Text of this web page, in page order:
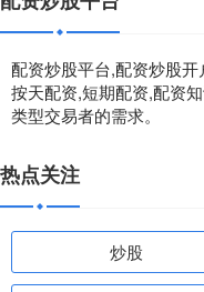
配资炒股平台,配资炒股
按天配资,短期配资,配资
类型交易者的需求。
热点关注
炒股